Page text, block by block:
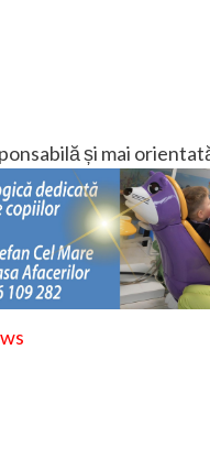
și mai